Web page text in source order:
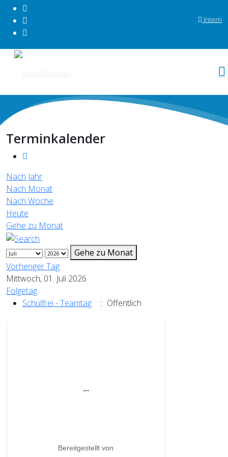
Intern
Terminkalender
Nach Jahr
Nach Monat
Nach Woche
Heute
Gehe zu Monat
Gehe zu Monat
Vorheriger Tag
Mittwoch, 01. Juli 2026
Folgetag
Schulfrei - Teamtag
:: Öffentlich